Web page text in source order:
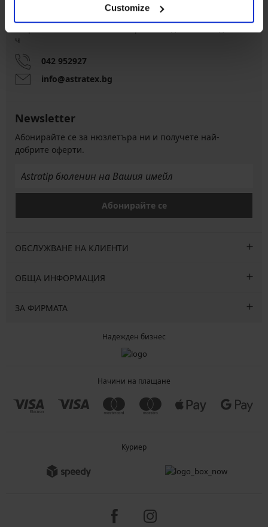
Customize
Обслужване на клиенти
ч
042 952927
info@astratex.bg
Newsletter
Абонирайте се за нюзлетъра ни и получете най-
добрите оферти.
Абонирайте се
ОБСЛУЖВАНЕ НА КЛИЕНТИ
ОБЩА ИНФОРМАЦИЯ
ЗА ФИРМАТА
Надежден бизнес
Начини на плащане
Куриер